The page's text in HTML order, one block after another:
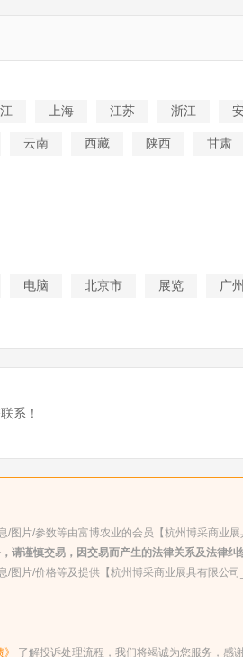
上海 江苏 浙江
云南 西藏 陕西 甘肃
电脑 北京市 展览 广
系！
片/参数等由富博农业的会员【杭州博采商业
请谨慎交易，因交易而产生的法律关系及法律
片/价格等及提供【杭州博采商业展具有限公
了解投诉处理流程，我们将竭诚为您服务，感